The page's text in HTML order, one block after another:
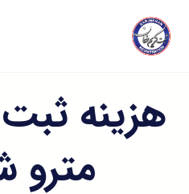
هزینه
مترو